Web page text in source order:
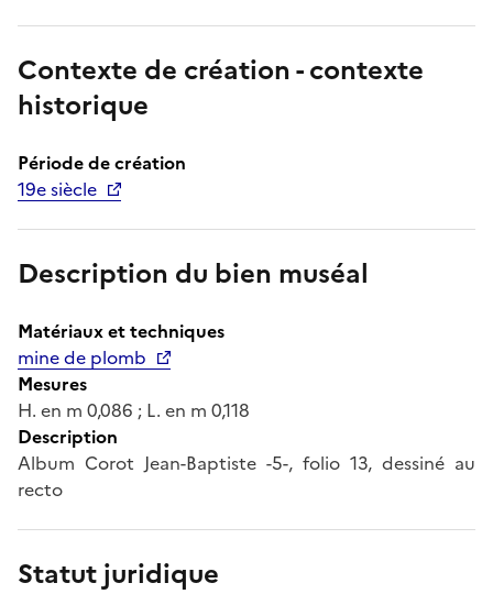
Contexte de création - contexte
historique
Période de création
19e siècle
Description du bien muséal
Matériaux et techniques
mine de plomb
Mesures
H. en m 0,086 ; L. en m 0,118
Description
Album Corot Jean-Baptiste -5-, folio 13, dessiné au
recto
Statut juridique